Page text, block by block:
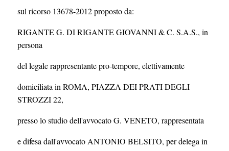
sul ricorso 13678-2012 proposto da:
RIGANTE G. DI RIGANTE GIOVANNI & C. S.A.S., in
persona
del legale rappresentante pro-tempore, elettivamente
domiciliata in ROMA, PIAZZA DEI PRATI DEGLI
STROZZI 22,
presso lo studio dell'avvocato G. VENETO, rappresentata
e difesa dall'avvocato ANTONIO BELSITO, per delega in